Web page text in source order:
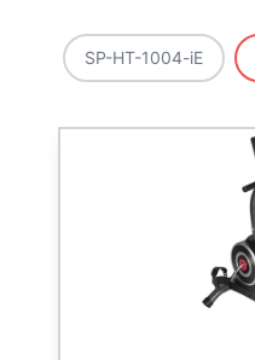
SP-HT-1004-iE